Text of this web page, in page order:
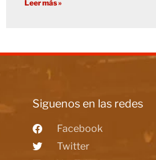
Leer más »
Siguenos en las redes
Facebook
Twitter